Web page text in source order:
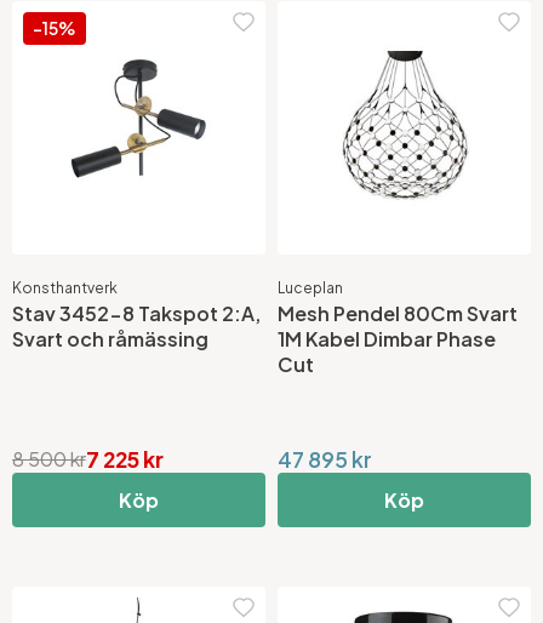
-15%
Konsthantverk
Stav 3452-8 Takspot 2:A,
Svart och råmässing
7 225 kr
8 500 kr
Köp
Luceplan
Mesh Pendel 80Cm Svart
1M Kabel Dimbar Phase
Cut
47 895 kr
Köp